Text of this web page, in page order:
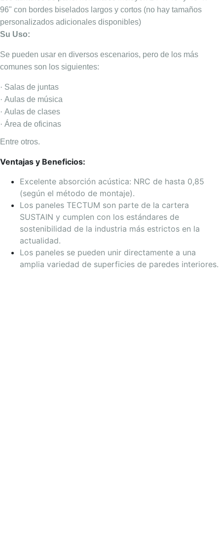
96" con bordes biselados largos y cortos (no hay tamaños
personalizados adicionales disponibles)
Su Uso:
Se pueden usar en diversos escenarios, pero de los más
comunes son los siguientes:
· Salas de juntas
· Aulas de música
· Aulas de clases
· Área de oficinas
Entre otros.
Ventajas y Beneficios:
Excelente absorción acústica: NRC de hasta 0,85
(según el método de montaje).
Los paneles TECTUM son parte de la cartera
SUSTAIN y cumplen con los estándares de
sostenibilidad de la industria más estrictos en la
actualidad.
Los paneles se pueden unir directamente a una
amplia variedad de superficies de paredes interiores.